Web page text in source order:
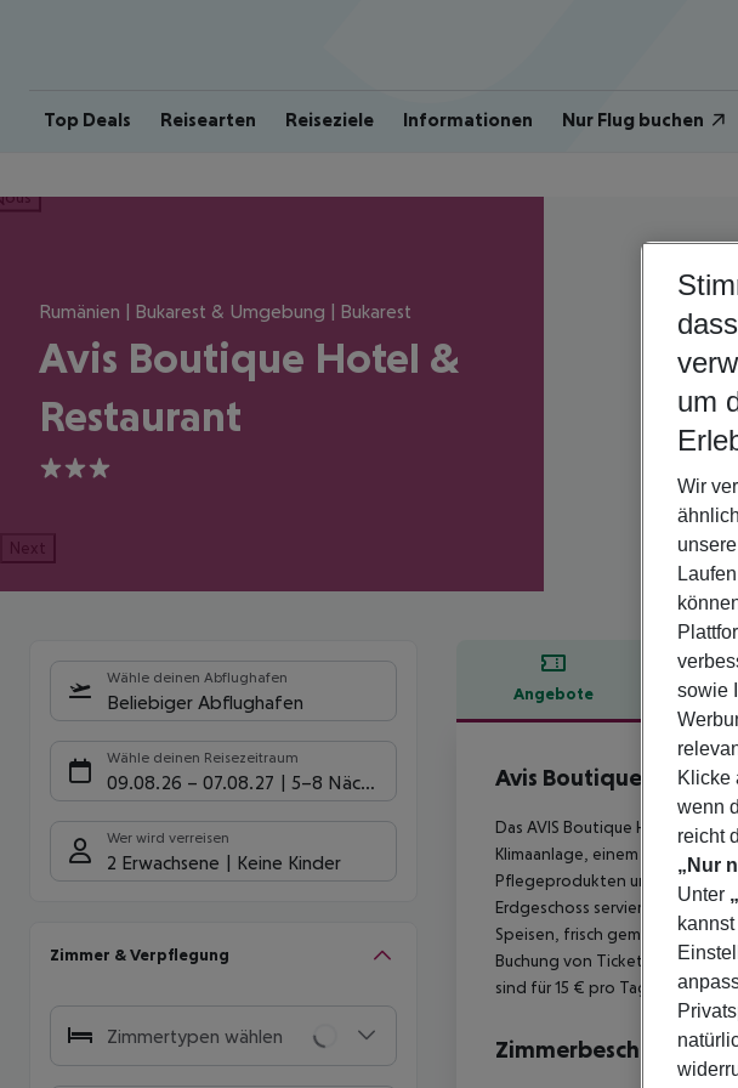
Top Deals Reisearten Reiseziele Informationen Nur Flug buchen
Rumänien | Bukarest & Umgebung | Bukarest
Avis Boutique Hotel &
Restaurant
3
Next
Wähle deinen Abflughafen
Beliebiger Abflughafen
Wähle deinen Reisezeitraum
09.08.26 – 07.08.27 5-8 Nächte
Wer wird verreisen
2 Erwachsene Keine Kinder
Zimmer & Verpflegung
Zimmertypen wählen
Angebote
Avis Boutique Hotel &
Das AVIS Boutique Hotel
Klimaanlage, einem LCD-TV
Pflegeprodukten und frischen
Erdgeschoss servieren
Speisen, frisch gemahlenen
Buchung von Tickets für
sind für 15 € pro Tag erhältlich.
Zimmerbeschreibung
um
Wir
sowie
Klicke
wenn
reicht
„Nur
Unter